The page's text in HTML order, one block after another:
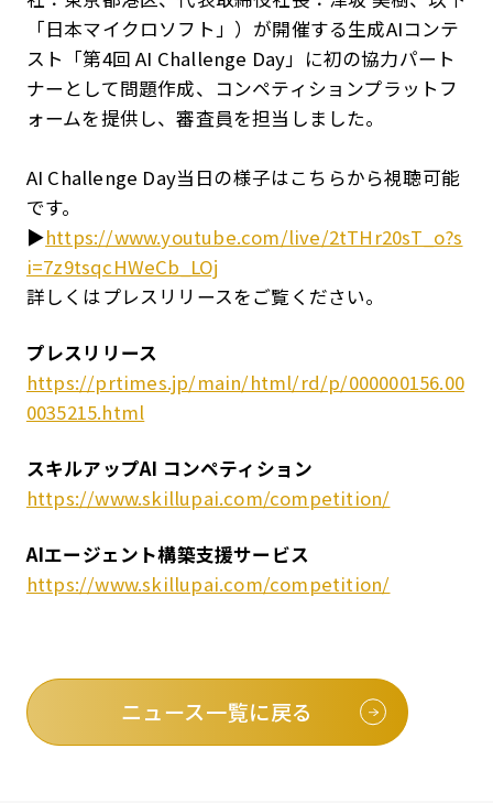
「日本マイクロソフト」）が開催する生成AIコンテ
スト「第4回 AI Challenge Day」に初の協力パート
ナーとして問題作成、コンペティションプラットフ
ォームを提供し、審査員を担当しました。
AI Challenge Day当日の様子はこちらから視聴可能
です。
▶https://www.youtube.com/live/2tTHr20sT_o?s
i=7z9tsqcHWeCb_LOj
詳しくはプレスリリースをご覧ください。
プレスリリース
https://prtimes.jp/main/html/rd/p/000000156.00
0035215.html
スキルアップAI コンペティション
https://www.skillupai.com/competition/
AIエージェント構築支援サービス
https://www.skillupai.com/competition/
ニュース一覧に戻る